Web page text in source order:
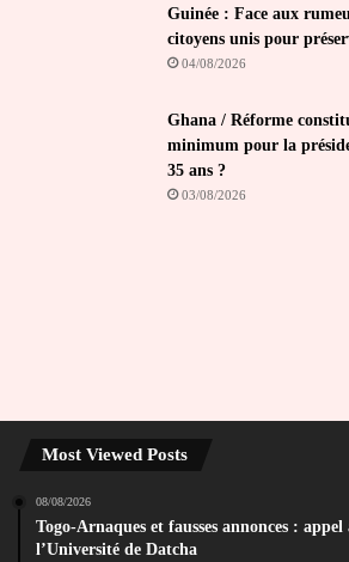
Guinée : Face aux
citoyens unis pour
04/08/2026
Ghana / Réforme
minimum pour la
35 ans ?
03/08/2026
Most Viewed Posts
08/08/2026
Togo-Arnaques et fausses annonces :
l’Université de Datcha